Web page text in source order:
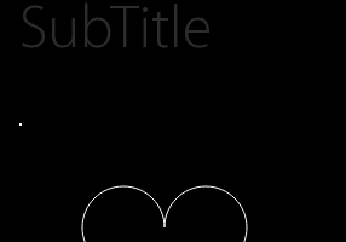
SubTitle